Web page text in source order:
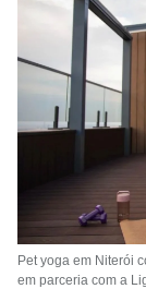
Pet yoga em Niterói
em parceria com a